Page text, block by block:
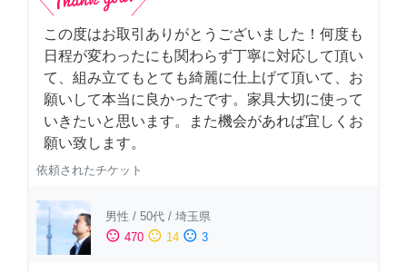
この度はお取引ありがとうございました！何度も
日程が変わったにも関わらず丁寧に対応して頂い
て、組み立てもとても綺麗に仕上げて頂いて、お
願いして本当に良かったです。家具大切に使って
いきたいと思います。また機会があれば宜しくお
願い致します。
依頼されたチケット
男性 / 50代 / 埼玉県
sentiment_satisfied 470 sentiment_neutral 14 sentiment_dissatisfied 3